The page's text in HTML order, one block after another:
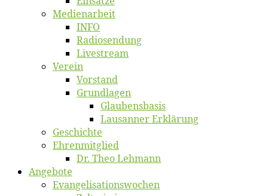
Me­di­en­ar­beit
INFO
Ra­dio­sen­dung
Live­stream
Ver­ein
Vor­stand
Grund­la­gen
Glaubens­ba­sis
Lausan­ner Erklärung
Ge­schich­te
Eh­ren­mit­glied
Dr. Theo Lehmann
An­ge­bo­te
Evangelisa­tions­wo­chen